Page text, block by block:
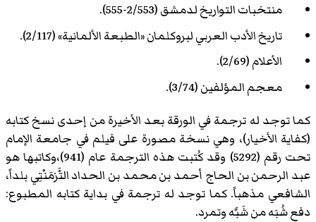
منتخبات التواريخ لدمشق (2/553-555).
تاريخ الأدب العربي لبروكلمان «الطبعة الألمانية» (2/117).
الأعلام (2/69).
معجم المؤلفين (3/74).
كما توجد له ترجمة في الورقة بعد الأخيرة من إحدى نسخ كتابه
(كفاية الأخيار)، وهي نسخة مصورة على فيلم في جامعة الإمام
تحت رقم (5292) وقد كُتبت هذه الترجمة عام (941)،وكاتبها هو
عبد الرحمن بن الحاج أحمد بن محمد بن الحداد التَّزمَنْتِي بلداً،
الشافعي مذهباً. كما توجد له ترجمة في بداية كتابه المطبوع:
دفع شُبَه من شَبَّه وتمرد.